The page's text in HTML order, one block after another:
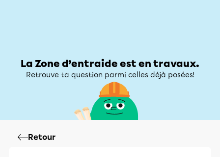
La Zone d’entraide est en travaux.
Retrouve ta question parmi celles déjà posées!
Retour